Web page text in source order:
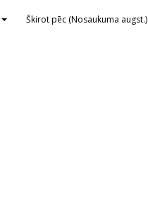
Škirot pēc (Nosaukuma augst.)